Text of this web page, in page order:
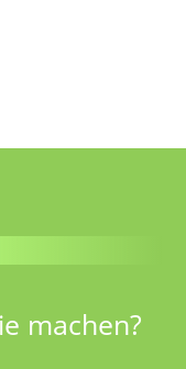
machen?